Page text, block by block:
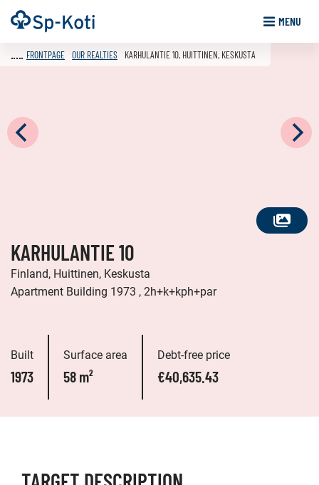
Go
to
Frontpage MENU
SEE
FRONTPAGE OUR REALTIES KARHULANTIE 10, HUITTINEN, KESKUSTA
KARHULANTIE 10
Finland, Huittinen, Keskusta
Apartment Building 1973 , 2h+k+kph+par
Built
1973
Surface area
58 m²
Debt-free price
€40,635.43